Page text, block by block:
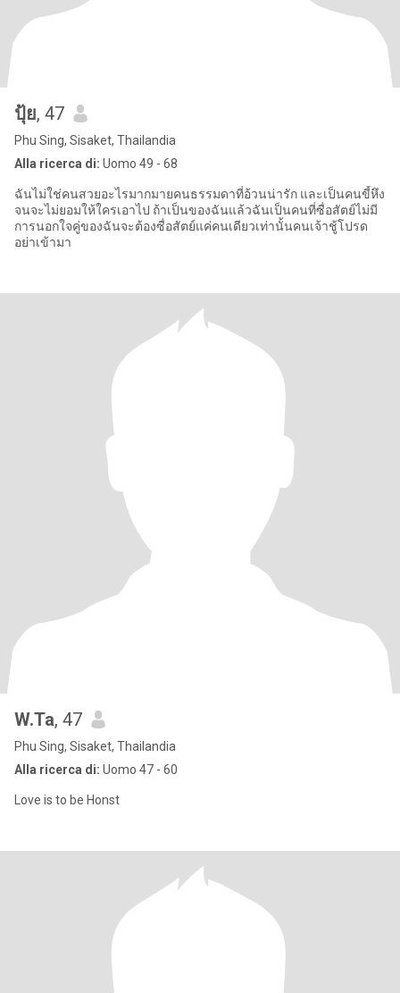
ปุ้ย, 47
Phu Sing, Sisaket, Thailandia
Alla ricerca di: Uomo 49 - 68
ฉันไม่ใช่คนสวยอะไรมากมายคนธรรมดาที่อ้วนน่ารัก และเป็นคนขี้หึง
จนจะไม่ยอมให้ใครเอาไป ถ้าเป็นของฉันแล้วฉันเป็นคนที่ซื่อสัตย์ไม่มี
การนอกใจคู่ของฉันจะต้องซื่อสัตย์แค่คนเดียวเท่านั้นคนเจ้าชู้โปรด
อย่าเข้ามา
W.Ta, 47
Phu Sing, Sisaket, Thailandia
Alla ricerca di: Uomo 47 - 60
Love is to be Honst